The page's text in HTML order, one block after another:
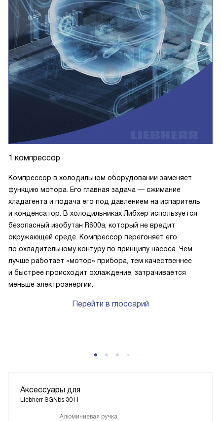
1 компрессор
Компрессор в холодильном оборудовании заменяет
функцию мотора. Его главная задача — сжимание
хладагента и подача его под давлением на испаритель
и конденсатор. В холодильниках Либхер используется
безопасный изобутан R600a, который не вредит
окружающей среде. Компрессор перегоняет его
по охладительному контуру по принципу насоса. Чем
лучше работает «мотор» прибора, тем качественнее
и быстрее происходит охлаждение, затрачивается
меньше электроэнергии.
Перейти в глоссарий
Аксессуары для
Liebherr SGNbs 3011
Алюминиевая ручка